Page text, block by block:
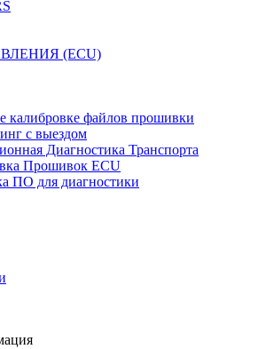
(ECU)
калибровке файлов прошивки
с выездом
Диагностика Транспорта
Прошивок ECU
ПО для диагностики